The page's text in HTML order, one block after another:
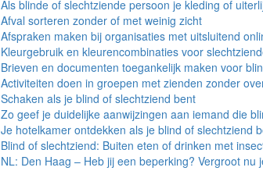
Als blinde of slechtziende persoon je kleding of
Afval sorteren zonder of met weinig zicht
Afspraken maken bij organisaties met uitsluitend
Kleurgebruik en kleurencombinaties voor
Brieven en documenten toegankelijk maken voor
Activiteiten doen in groepen met zienden zonder
Schaken als je blind of slechtziend bent
Zo geef je duidelijke aanwijzingen aan iemand die
Je hotelkamer ontdekken als je blind of slechtziend
Blind of slechtziend: Buiten eten of drinken met
NL: Den Haag – Heb jij een beperking? Vergroot